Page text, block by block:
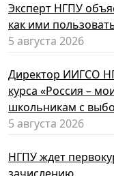
Эксперт НГПУ
как ими
5 августа 2026
Директор ИИГСО
курса «Россия –
школьникам с
5 августа 2026
НГПУ ждет